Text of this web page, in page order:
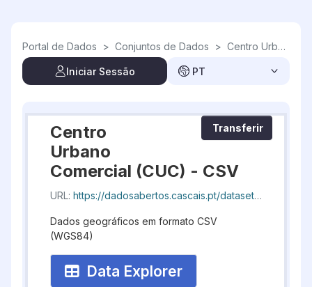
Portal de Dados > Conjuntos de Dados > Centro Urbano Comercial (CUC)
Iniciar Sessão PT
Transferir
Centro
Urbano
Comercial (CUC) - CSV
URL: https://dadosabertos.cascais.pt/dataset/084c5697-e056-4ee4-9b1a-34a89a3d5f54/resource/c15598f2-c8b0-44cd-a025-8c223257db3e/download/geocascais-centrourbanocomercial_20260805_193620.csv
Dados geográficos em formato CSV
(WGS84)
Data Explorer